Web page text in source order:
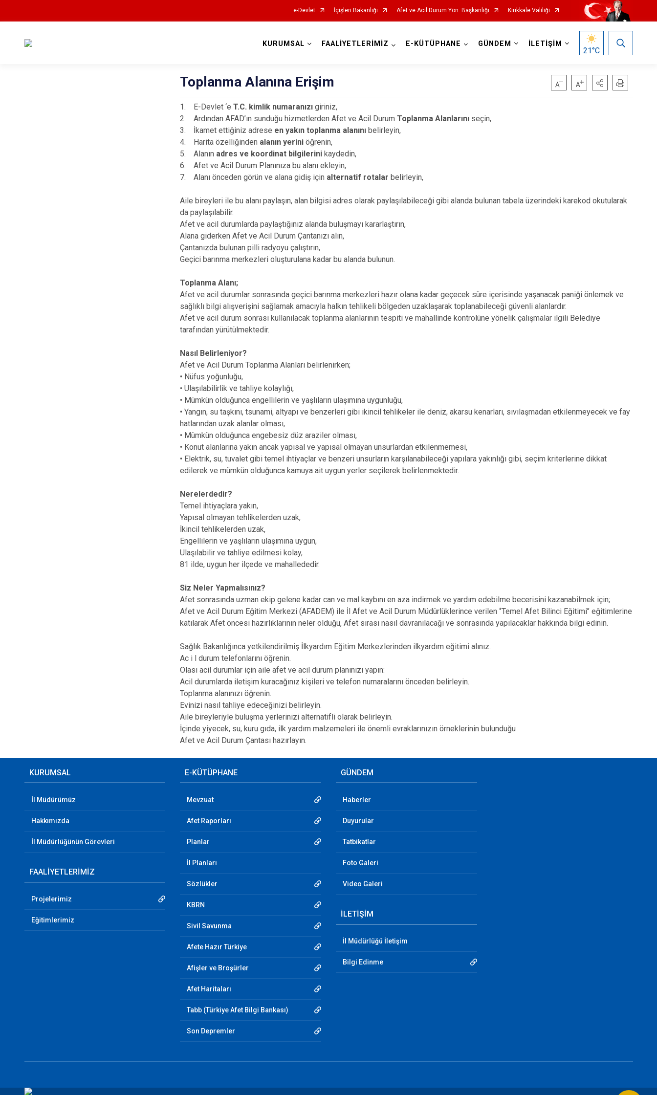
e-Devlet İçişleri Bakanlığı Afet ve Acil Durum Yön. Başkanlığı Kırıkkale Valiliği
KURUMSAL FAALİYETLERİMİZ E-KÜTÜPHANE GÜNDEM İLETİŞİM
21°C
Toplanma Alanına Erişim
1. E-Devlet ‘e T.C. kimlik numaranızı giriniz,
2. Ardından AFAD’ın sunduğu hizmetlerden Afet ve Acil DurumToplanma Alanlarını seçin,
3. İkamet ettiğiniz adrese en yakın toplanma alanını belirleyin,
4. Harita özelliğinden alanın yerini öğrenin,
5. Alanın adres ve koordinat bilgilerini kaydedin,
6. Afet ve Acil Durum Planınıza bu alanı ekleyin,
7. Alanı önceden görün ve alana gidiş için alternatif rotalar belirleyin,
Aile bireyleri ile bu alanı paylaşın, alan bilgisi adres olarak paylaşılabileceği gibi alanda bulunan tabela üzerindeki karekod okutularak
da paylaşılabilir.
Afet ve acil durumlarda paylaştığınız alanda buluşmayı kararlaştırın,
Alana giderken Afet ve Acil Durum Çantanızı alın,
Çantanızda bulunan pilli radyoyu çalıştırın,
Geçici barınma merkezleri oluşturulana kadar bu alanda bulunun.
Toplanma Alanı;
Afet ve acil durumlar sonrasında geçici barınma merkezleri hazır olana kadar geçecek süre içerisinde yaşanacak paniği önlemek ve
sağlıklı bilgi alışverişini sağlamak amacıyla halkın tehlikeli bölgeden uzaklaşarak toplanabileceği güvenli alanlardır.
Afet ve acil durum sonrası kullanılacak toplanma alanlarının tespiti ve mahallinde kontrolüne yönelik çalışmalar ilgili Belediye
tarafından yürütülmektedir.
Nasıl Belirleniyor?
Afet ve Acil Durum Toplanma Alanları belirlenirken;
• Nüfus yoğunluğu,
• Ulaşılabilirlik ve tahliye kolaylığı,
• Mümkün olduğunca engellilerin ve yaşlıların ulaşımına uygunluğu,
• Yangın, su taşkını, tsunami, altyapı ve benzerleri gibi ikincil tehlikeler ile deniz, akarsu kenarları, sıvılaşmadan etkilenmeyecek ve fay
hatlarından uzak alanlar olması,
• Mümkün olduğunca engebesiz düz araziler olması,
• Konut alanlarına yakın ancak yapısal ve yapısal olmayan unsurlardan etkilenmemesi,
• Elektrik, su, tuvalet gibi temel ihtiyaçlar ve benzeri unsurların karşılanabileceği yapılara yakınlığı gibi, seçim kriterlerine dikkat
edilerek ve mümkün olduğunca kamuya ait uygun yerler seçilerek belirlenmektedir.
Nerelerdedir?
Temel ihtiyaçlara yakın,
Yapısal olmayan tehlikelerden uzak,
İkincil tehlikelerden uzak,
Engellilerin ve yaşlıların ulaşımına uygun,
Ulaşılabilir ve tahliye edilmesi kolay,
81 ilde, uygun her ilçede ve mahallededir.
Siz Neler Yapmalısınız?
Afet sonrasında uzman ekip gelene kadar can ve mal kaybını en aza indirmek ve yardım edebilme becerisini kazanabilmek için;
Afet ve Acil Durum Eğitim Merkezi (AFADEM) ile İl Afet ve Acil Durum Müdürlüklerince verilen ‘’Temel Afet Bilinci Eğitimi’’ eğitimlerine
katılarak Afet öncesi hazırlıklarının neler olduğu, Afet sırası nasıl davranılacağı ve sonrasında yapılacaklar hakkında bilgi edinin.
Sağlık Bakanlığınca yetkilendirilmiş İlkyardım Eğitim Merkezlerinden ilkyardım eğitimi alınız.
Ac i l durum telefonlarını öğrenin.
Olası acil durumlar için aile afet ve acil durum planınızı yapın:
Acil durumlarda iletişim kuracağınız kişileri ve telefon numaralarını önceden belirleyin.
Toplanma alanınızı öğrenin.
Evinizi nasıl tahliye edeceğinizi belirleyin.
Aile bireyleriyle buluşma yerlerinizi alternatifli olarak belirleyin.
İçinde yiyecek, su, kuru gıda, ilk yardım malzemeleri ile önemli evraklarınızın örneklerinin bulunduğu
Afet ve Acil Durum Çantası hazırlayın.
KURUMSAL
İl Müdürümüz
Hakkımızda
İl Müdürlüğünün Görevleri
FAALİYETLERİMİZ
Projelerimiz
Eğitimlerimiz
E-KÜTÜPHANE
Mevzuat
Afet Raporları
Planlar
İl Planları
Sözlükler
KBRN
Sivil Savunma
Afete Hazır Türkiye
Afişler ve Broşürler
Afet Haritaları
Tabb (Türkiye Afet Bilgi Bankası)
Son Depremler
GÜNDEM
Haberler
Duyurular
Tatbikatlar
Foto Galeri
Video Galeri
İLETİŞİM
İl Müdürlüğü İletişim
Bilgi Edinme